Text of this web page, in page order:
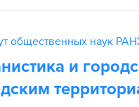
общественных наук
и